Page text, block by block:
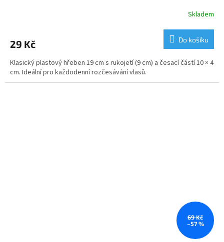
Skladem
29 Kč Do košíku
Klasický plastový hřeben 19 cm s rukojetí (9 cm) a česací částí 10 × 4
cm. Ideální pro každodenní rozčesávání vlasů.
69 Kč
–57 %